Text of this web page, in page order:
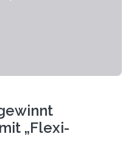
„Flexi-